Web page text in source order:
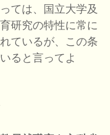
ては、国立大学及
研究の特性に常に
ているが、この条
ると言ってよ